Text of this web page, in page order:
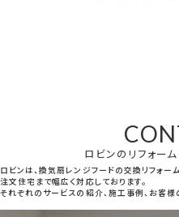
ロビンのリフォー
ロビンは、換気扇レンジフードの交換リフォー
注文住宅まで幅広く対応しております。
それぞれのサービスの紹介、施工事例、お客様